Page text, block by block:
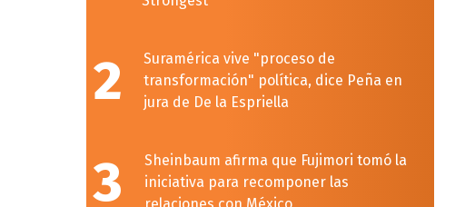
2
Suramérica vive "proceso de
transformación" política, dice Peña en
jura de De la Espriella
3
Sheinbaum afirma que Fujimori tomó la
iniciativa para recomponer las